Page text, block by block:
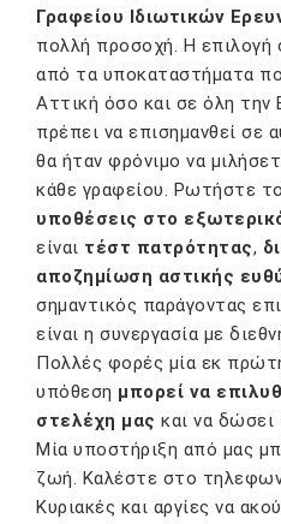
Γραφείου Ιδιωτικών
πολλή προσοχή. Η επιλογή
από τα υποκαταστήματα
Αττική όσο και σε όλη την
πρέπει να επισημανθεί σε
θα ήταν φρόνιμο να
κάθε γραφείου. Ρωτήστε
υποθέσεις στο
είναι τέστ πατρότητας,
αποζημίωση αστικής
σημαντικός παράγοντας
είναι η συνεργασία με
Πολλές φορές μία εκ
υπόθεση μπορεί να
στελέχη μας και να δώσει
Μία υποστήριξη από μας
ζωή. Καλέστε στο
Κυριακές και αργίες να